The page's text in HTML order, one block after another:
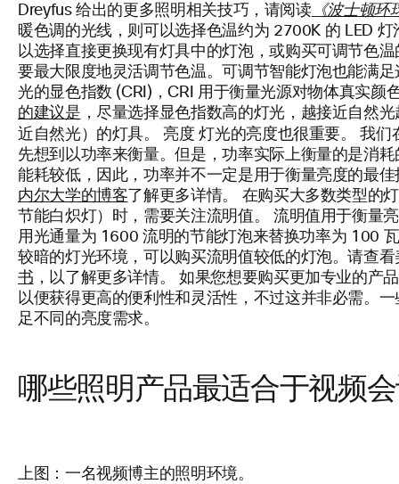
Dreyfus 给出的更多照明相关技巧，请阅读 《波士顿环
暖色调的光线，则可以选择色温约为 2700K 的 LED
以选择直接更换现有灯具中的灯泡，或购买可调节色
要最大限度地灵活调节色温。可调节智能灯泡也能满
光的显色指数 (CRI)，CRI 用于衡量光源对物体真实颜
的建议是 ，尽量选择显色指数高的灯光，越接近自然
近自然光）的灯具。 亮度 灯光的亮度也很重要。 我们
先想到以功率来衡量。但是，功率实际上衡量的是消
能耗较低，因此，功率并不一定是用于衡量亮度的最
内尔大学的博客 了解更多详情。 在购买大多数类型的
节能白炽灯）时，需要关注流明值。 流明值用于衡量
用光通量为 1600 流明的节能灯泡来替换功率为 100
较暗的灯光环境，可以购买流明值较低的灯泡。请查
书 ，以了解更多详情。 如果您想要购买更加专业的产
以便获得更高的便利性和灵活性，不过这并非必需。
足不同的亮度需求。
哪些照明产品最适合于视频
上图：一名视频博主的照明环境。